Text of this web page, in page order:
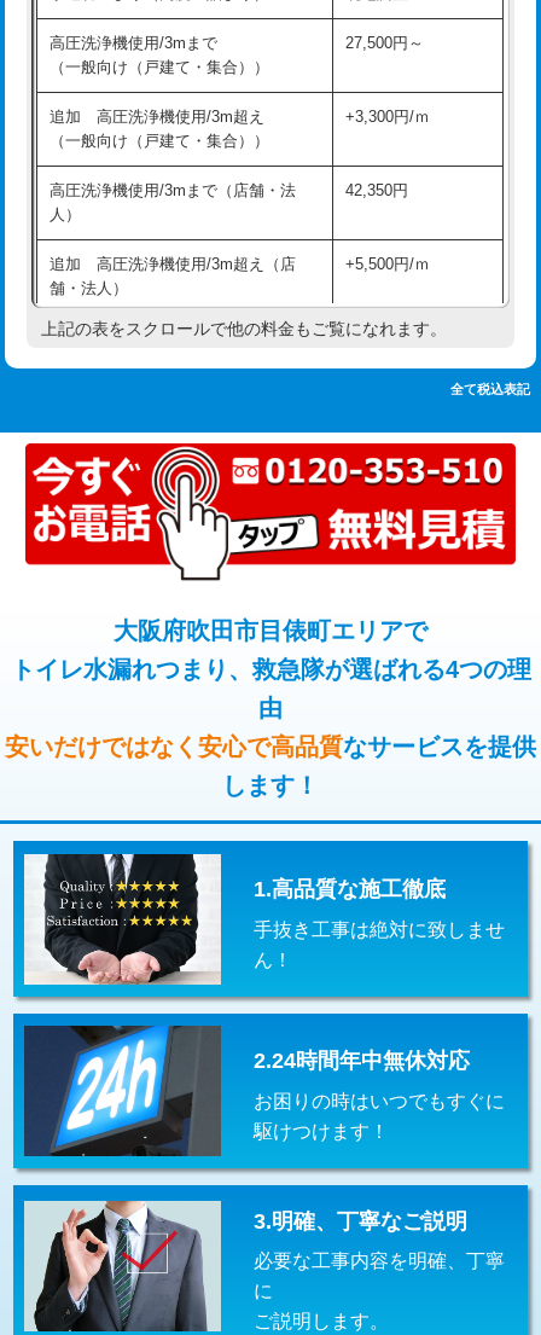
追加人工 16,500円
廃棄・処分 現場見積
※給水管工事は20mmまでの価格です。
持込商品取付（混合水栓）
持込商品取付（浄水器・分岐水栓） 16,500円
業）
排水管工事（追加 排水管工事/3ｍ超
え）
マス交換（土の掘削・埋め戻し作業） 11,000円~
マス交換（深さ50㎝以上） 66,000円
コンクリート斫り（厚さ10㎝まで） 27,500円
コンクリート斫り（厚さ10㎝超え） 38,500円
モルタル補修（厚さ10㎝まで） 27,500円
モルタル補修（厚さ10㎝超え） 38,500円
高圧洗浄機使用/3mまで
（一般向け（戸建て・集合））
27,500円～
追加 高圧洗浄機使用/3m超え
（一般向け（戸建て・集合））
+3,300円/ｍ
高圧洗浄機使用/3mまで（店舗・法
人）
42,350円
追加 高圧洗浄機使用/3m超え（店
舗・法人）
+5,500円/ｍ
高度高圧洗浄換 現地調査
トーラー機使用/3mまで 33,000円
追加トーラー機使用/3m超え +3,300円
カメラ調査 33,000円
止水・漏水調査・防水処理・清掃・修
理・調整・分解・加工など（軽作業）
11,000円
止水・漏水調査・防水処理・清掃・修
理・調整・分解・加工など（中作業）
止水・漏水調査・防水処理・清掃・修
その他部品の脱着
交換・取付（タンク） 22,000円+材料費
交換・取付(単水栓（壁付・デッキ
式）)
交換・取付(混合水栓（壁付・デッキ
式・ワンホール）)
交換・取付(排水栓・排水トラップ
（P/S/ポップアップ））
22,000円+材料費
交換・取付（その他部品） 11,000円+材料費
持込商品取付（単水栓） 13,200円
持込商品取付（混合水栓） 16,500円
持込商品取付（浄水器・分岐水栓） 16,500円
上記の表をスクロールで他の料金もご覧になれます。
全て税込表記
大阪府吹田市目俵町エリアで
トイレ水漏れつまり、救急隊が選ばれる4つの理
由
安いだけではなく安心で高品質なサービスを提供
します！
1.高品質な施工徹底
手抜き工事は絶対に致しませ
ん！
2.24時間年中無休対応
お困りの時はいつでもすぐに
駆けつけます！
3.明確、丁寧なご説明
必要な工事内容を明確、丁寧
に
ご説明します。